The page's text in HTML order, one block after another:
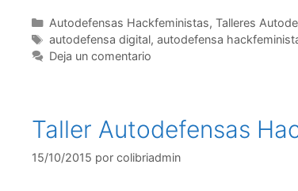
Autodefensas Hackfeministas, Talleres
autodefensa digital, autodefensa
Deja un comentario
Taller Autodefensas
15/10/2015 por colibriadmin